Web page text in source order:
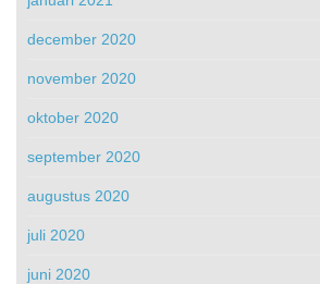
december 2020
november 2020
oktober 2020
september 2020
augustus 2020
juli 2020
juni 2020